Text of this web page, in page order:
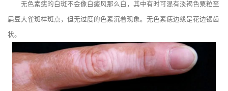
无色素痣的白斑不会像白癜风那么白，其中有时可混有淡褐色粟粒至
扁豆大雀斑样斑点，但无过度的色素沉着现象。无色素痣边缘是花边锯齿
状。